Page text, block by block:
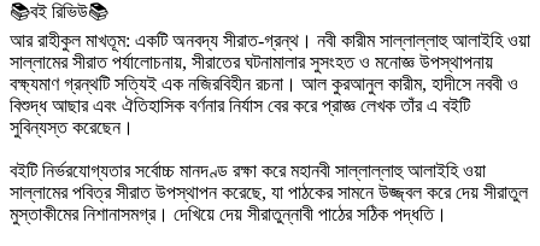
📚বই রিভিউ📚
আর রাহীকুল মাখতূম: একটি অনবদ্য সীরাত-গ্রন্থ। নবী কারীম সাল্লাল্লাহু আলাইহি ওয়া
সাল্লামের সীরাত পর্যালোচনায়, সীরাতের ঘটনামালার সুসংহত ও মনোজ্ঞ উপস্থাপনায়
বক্ষ্যমাণ গ্রন্থটি সত্যিই এক নজিরবিহীন রচনা। আল কুরআনুল কারীম, হাদীসে নববী ও
বিশুদ্ধ আছার এবং ঐতিহাসিক বর্ণনার নির্যাস বের করে প্রাজ্ঞ লেখক তাঁর এ বইটি
সুবিন্যস্ত করেছেন।
বইটি নির্ভরযোগ্যতার সর্বোচ্চ মানদণ্ড রক্ষা করে মহানবী সাল্লাল্লাহু আলাইহি ওয়া
সাল্লামের পবিত্র সীরাত উপস্থাপন করেছে, যা পাঠকের সামনে উজ্জ্বল করে দেয় সীরাতুল
মুস্তাকীমের নিশানাসমগ্র। দেখিয়ে দেয় সীরাতুন্নাবী পাঠের সঠিক পদ্ধতি।